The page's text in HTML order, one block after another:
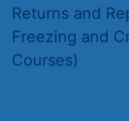
Returns and
Freezing and
Courses)